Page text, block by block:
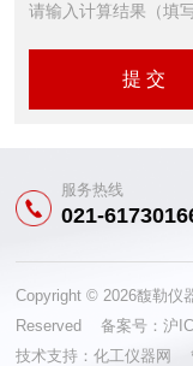
请输入计算结果（填
服务热线
021-
Copyright © 2026馥勒仪
Reserved 备案号：沪
技术支持：化工仪器网